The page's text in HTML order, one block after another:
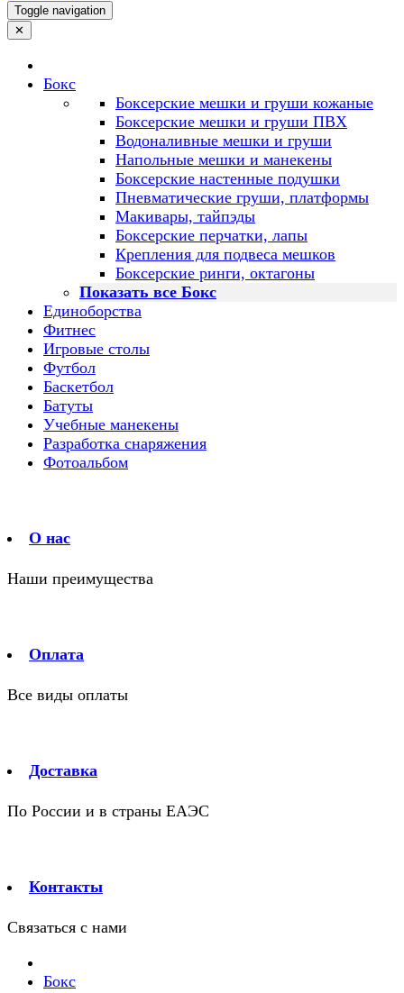
Toggle navigation
✕
Бокс
Боксерские мешки и груши кожаные
Боксерские мешки и груши ПВХ
Водоналивные мешки и груши
Напольные мешки и манекены
Боксерские настенные подушки
Пневматические груши, платформы
Макивары, тайпэды
Боксерские перчатки, лапы
Крепления для подвеса мешков
Боксерские ринги, октагоны
Показать все Бокс
Единоборства
Фитнес
Игровые столы
Футбол
Баскетбол
Батуты
Учебные манекены
Разработка снаряжения
Фотоальбом
О нас
Наши преимущества
Оплата
Все виды оплаты
Доставка
По России и в страны ЕАЭС
Контакты
Связаться с нами
Бокс